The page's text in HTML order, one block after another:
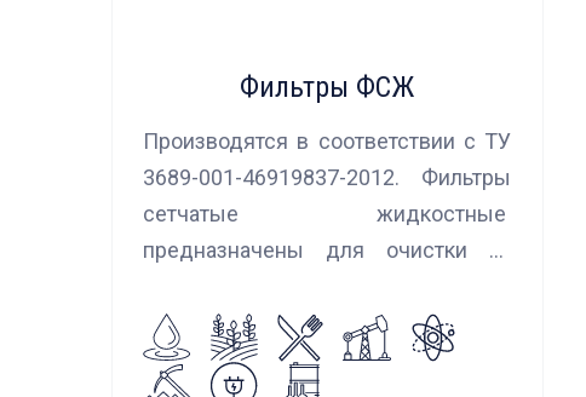
Фильтры ФСЖ
Производятся в соответствии с ТУ
3689-001-46919837-2012. Фильтры
сетчатые жидкостные
предназначены для очистки от
агрессивных, токсичных и вредных
жидкостей, эмульсий и суспензий.